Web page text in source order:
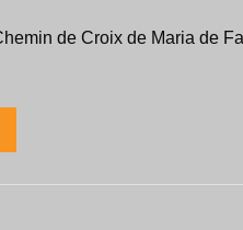
de Croix de Maria de